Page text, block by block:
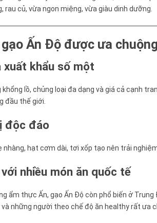
rau củ, vừa ngon miệng, vừa giàu dinh dưỡng.
Ấn Độ được ưa
xuất khẩu số một
lồ, chủng loại đa dạng và giá cả cạnh
đầu thế giới.
độc đáo
nhàng, hạt cơm dài, tơi xốp tạo nên trải
nhiều món ăn quốc tế
ẩm thực Ấn, gạo Ấn Độ còn phổ biến ở
những người theo chế độ ăn healthy rất ưa